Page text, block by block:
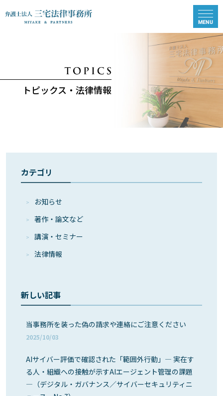
トピックス・法律情報
カテゴリ
お知らせ
著作・論⽂など
講演・セミナー
法律情報
新しい記事
当事務所を装った偽の請求や連絡にご注意ください
2025/10/03
AIサイバー評価で確認された「範囲外行動」― 実在す
る人・組織への接触が示すAIエージェント管理の課題
―（デジタル・ガバナンス／サイバーセキュリティニ